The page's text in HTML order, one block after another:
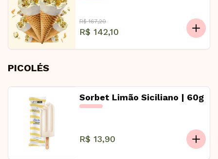
R$ 167,20
R$ 142,10
PICOLÉS
Sorbet Limão Siciliano | 60g
R$ 13,90